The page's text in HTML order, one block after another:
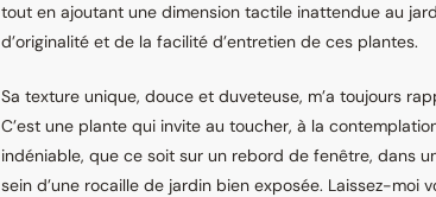
tout en ajoutant une dimension tactile inattendue au
d’originalité et de la facilité d’entretien de ces plantes.
Sa texture unique, douce et duveteuse, m’a toujours
C’est une plante qui invite au toucher, à la
indéniable, que ce soit sur un rebord de fenêtre, dans
sein d’une rocaille de jardin bien exposée. Laissez-moi